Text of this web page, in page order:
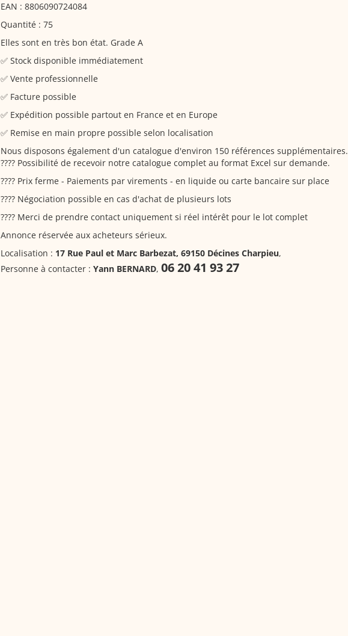
EAN : 8806090724084
Quantité : 75
Elles sont en très bon état. Grade A
✅ Stock disponible immédiatement
✅ Vente professionnelle
✅ Facture possible
✅ Expédition possible partout en France et en Europe
✅ Remise en main propre possible selon localisation
Nous disposons également d'un catalogue d'environ 150 références supplémentaires.
???? Possibilité de recevoir notre catalogue complet au format Excel sur demande.
???? Prix ferme - Paiements par virements - en liquide ou carte bancaire sur place
???? Négociation possible en cas d'achat de plusieurs lots
???? Merci de prendre contact uniquement si réel intérêt pour le lot complet
Annonce réservée aux acheteurs sérieux.
Localisation : 17 Rue Paul et Marc Barbezat, 69150 Décines Charpieu,
Personne à contacter : Yann BERNARD, 06 20 41 93 27